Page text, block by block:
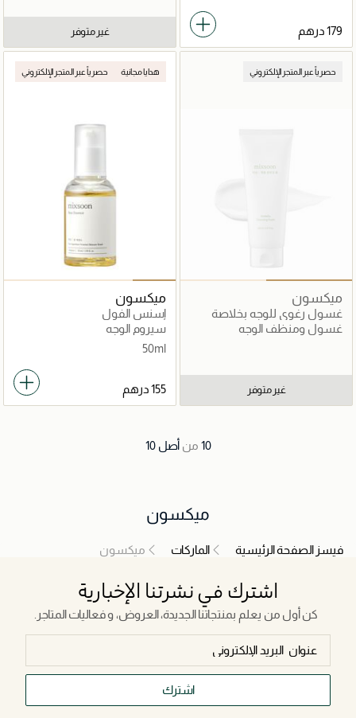
غير متوفر
حصرياً عبر المتجر الإلكتروني
ميكسون
غسول رغوي للوجه بخلاصة
السنتيلا
غسول ومنظف الوجه
غير متوفر
هدايا مجانية حصرياً عبر المتجر الإلكتروني
ميكسون
إسنس الفول
سيروم الوجه
50ml
10 من أصل 10
ميكسون
فيسز الصفحة الرئيسية الماركات ميكسون
اشترك في نشرتنا الإخبارية
كن أول من يعلم بمنتجاتنا الجديدة، العروض، و فعاليات المتاجر.
اشترك